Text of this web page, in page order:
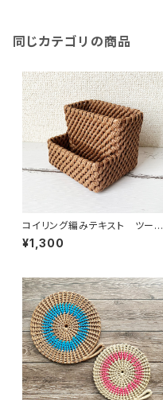
同じカテゴリの商品
コイリング編みテキスト ツール
スタンド
¥1,300